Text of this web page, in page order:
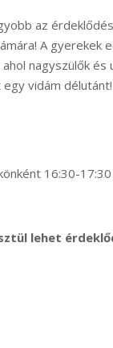
az
A gyerekek
nagyszülők és
vidám
16:30-
lehet